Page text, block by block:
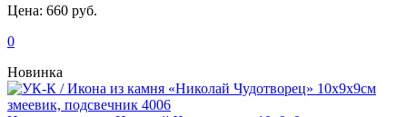
Цена: 660 руб.
0
Новинка